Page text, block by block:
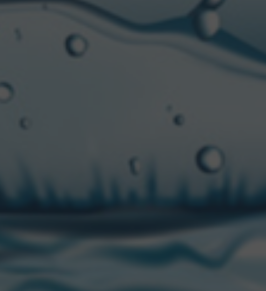
año, se destacan en el line-up nombres como Bob Sinclar
, el enmascarado que se encuentra sin dudas
de Argentina; Lupe Fiasco
, cultor del rap de la vieja escuela a
escenario (lo que constituye una gran oportunidad);
T-Pain, un
latinas en la industria del rap global.
ingresá en este
para vos, con traslados, alojamiento y pases VIP. Un plan que
Empire Polo Club, Indio, California. ¡A preparar las valijas y una